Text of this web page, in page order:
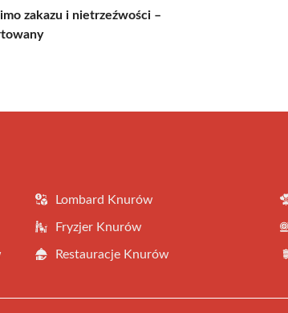
zakazu i nietrzeźwości –
Lombard Knurów
Fryzjer Knurów
Restauracje Knurów